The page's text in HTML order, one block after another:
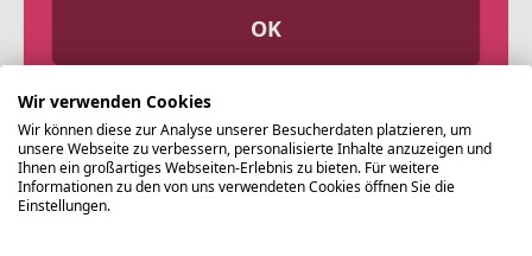
OK
Wir verwenden Cookies
Wir können diese zur Analyse unserer Besucherdaten platzieren, um
unsere Webseite zu verbessern, personalisierte Inhalte anzuzeigen und
Ihnen ein großartiges Webseiten-Erlebnis zu bieten. Für weitere
Informationen zu den von uns verwendeten Cookies öffnen Sie die
Einstellungen.